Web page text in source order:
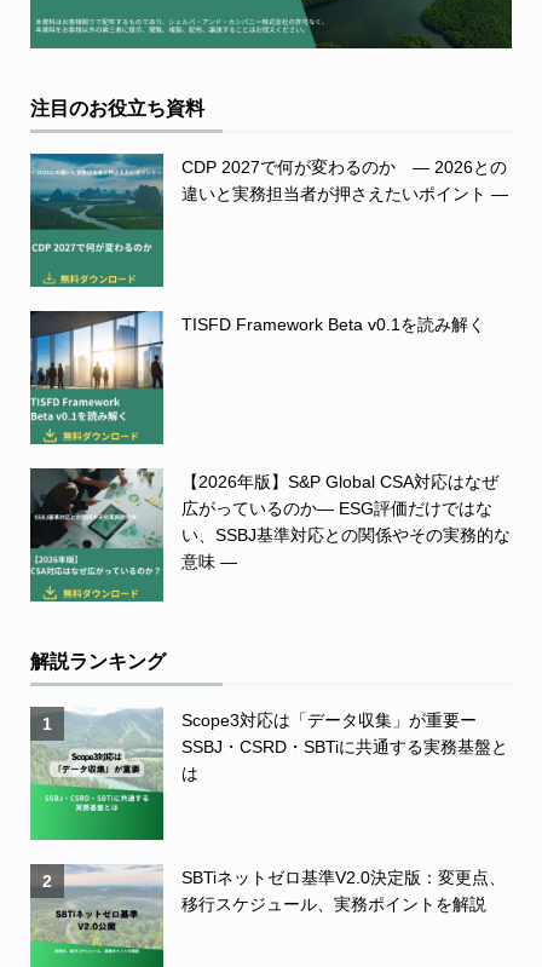
注目のお役立ち資料
CDP 2027で何が変わるのか ― 2026との
違いと実務担当者が押さえたいポイント ―
TISFD Framework Beta v0.1を読み解く
【2026年版】S&P Global CSA対応はなぜ
広がっているのか― ESG評価だけではな
い、SSBJ基準対応との関係やその実務的な
意味 ―
解説ランキング
1
Scope3対応は「データ収集」が重要ー
SSBJ・CSRD・SBTiに共通する実務基盤と
は
2
SBTiネットゼロ基準V2.0決定版：変更点、
移行スケジュール、実務ポイントを解説